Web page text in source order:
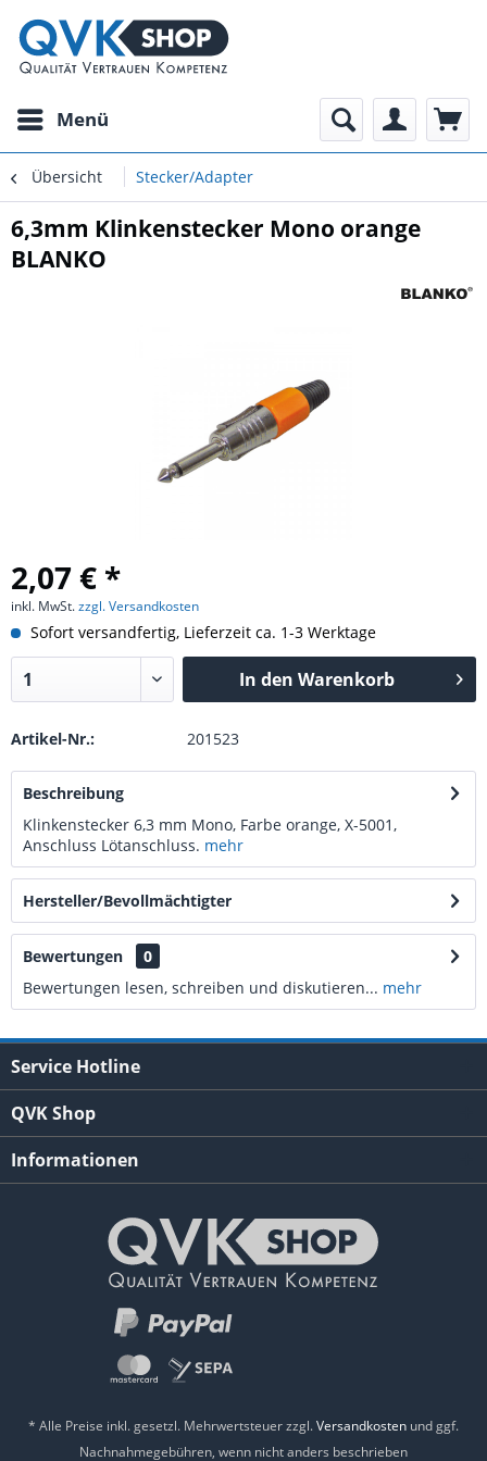
Menü
Übersicht Stecker/Adapter
6,3mm Klinkenstecker Mono orange
BLANKO
2,07 € *
inkl. MwSt.zzgl. Versandkosten
Sofort versandfertig, Lieferzeit ca. 1-3 Werktage
In den Warenkorb
Artikel-Nr.: 201523
Beschreibung
Klinkenstecker 6,3 mm Mono, Farbe orange, X-5001,
Anschluss Lötanschluss. mehr
Hersteller/Bevollmächtigter
Bewertungen
0
Bewertungen lesen, schreiben und diskutieren... mehr
Service Hotline
QVK Shop
Informationen
* Alle Preise inkl. gesetzl. Mehrwertsteuer zzgl.Versandkosten und ggf.
Nachnahmegebühren, wenn nicht anders beschrieben